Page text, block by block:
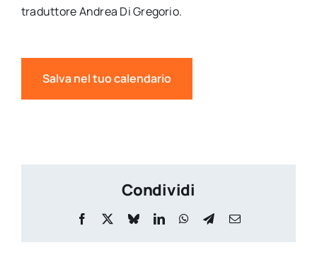
traduttore Andrea Di Gregorio.
Salva nel tuo calendario
Condividi
Facebook BlueskyLinkedInWhatsApp
TelegramEmail